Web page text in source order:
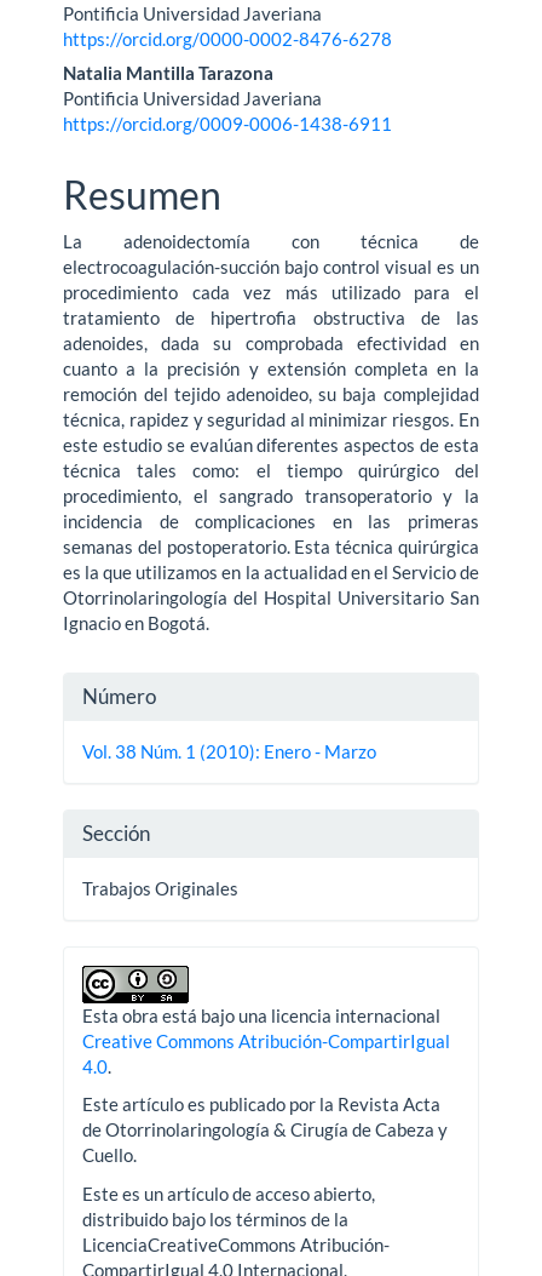
Pontificia Universidad Javeriana
https://orcid.org/0000-0002-8476-6278
Natalia Mantilla Tarazona
Pontificia Universidad Javeriana
https://orcid.org/0009-0006-1438-6911
Resumen
La adenoidectomía con técnica de
electrocoagulación-succión bajo control visual es un
procedimiento cada vez más utilizado para el
tratamiento de hipertrofia obstructiva de las
adenoides, dada su comprobada efectividad en
cuanto a la precisión y extensión completa en la
remoción del tejido adenoideo, su baja complejidad
técnica, rapidez y seguridad al minimizar riesgos. En
este estudio se evalúan diferentes aspectos de esta
técnica tales como: el tiempo quirúrgico del
procedimiento, el sangrado transoperatorio y la
incidencia de complicaciones en las primeras
semanas del postoperatorio. Esta técnica quirúrgica
es la que utilizamos en la actualidad en el Servicio de
Otorrinolaringología del Hospital Universitario San
Ignacio en Bogotá.
Detalles
del
Número
Vol. 38 Núm. 1 (2010): Enero - Marzo
Sección
Trabajos Originales
Esta obra está bajo una licencia internacional
Creative Commons Atribución-CompartirIgual
4.0.
Este artículo es publicado por la Revista Acta
de Otorrinolaringología & Cirugía de Cabeza y
Cuello.
Este es un artículo de acceso abierto,
distribuido bajo los términos de la
LicenciaCreativeCommons Atribución-
CompartirIgual 4.0 Internacional.